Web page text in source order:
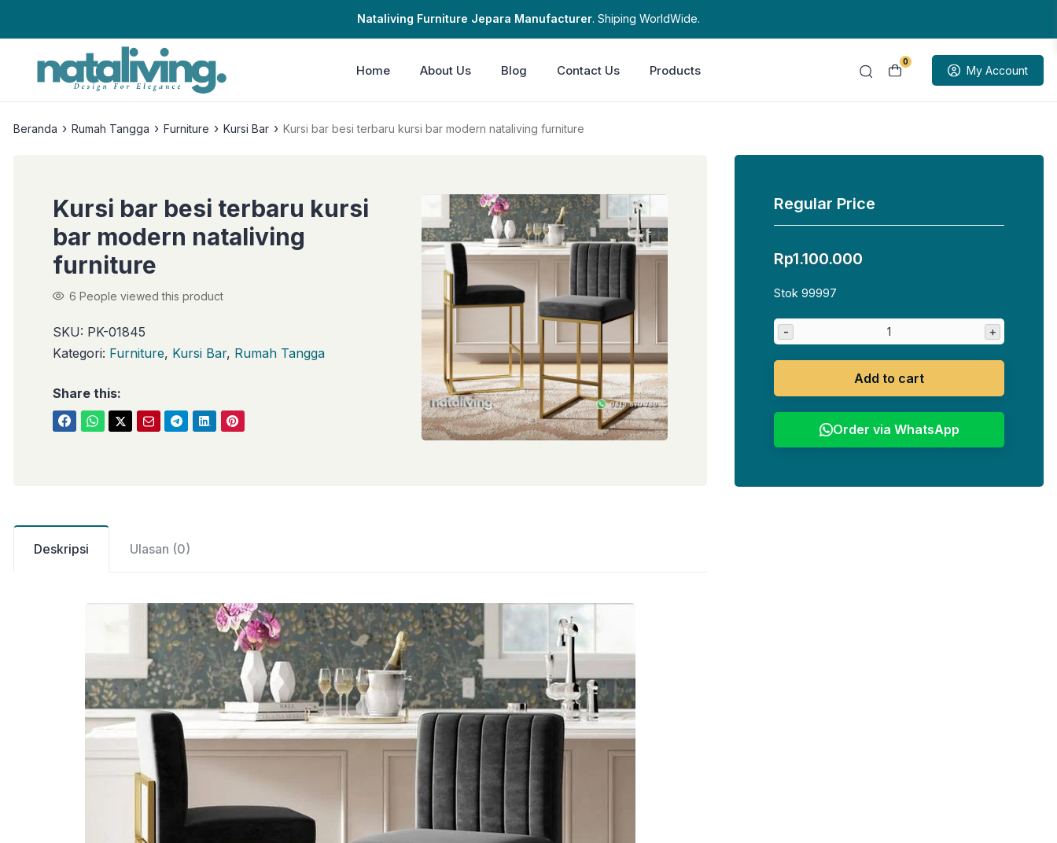
Nataliving Furniture Jepara Manufacturer. Shiping WorldWide.
0
My Account
Home About Us Blog Contact Us Products
Beranda › Rumah Tangga › Furniture › Kursi Bar › Kursi bar besi terbaru kursi bar modern nataliving furniture
Kursi bar besi terbaru kursi
bar modern nataliving
furniture
6 People viewed this product
SKU: PK-01845
Kategori: Furniture, Kursi Bar, Rumah Tangga
Share this:
Deskripsi Ulasan (0)
Regular Price
Rp1.100.000
Stok 99997
- +
Add to cart
Order via WhatsApp